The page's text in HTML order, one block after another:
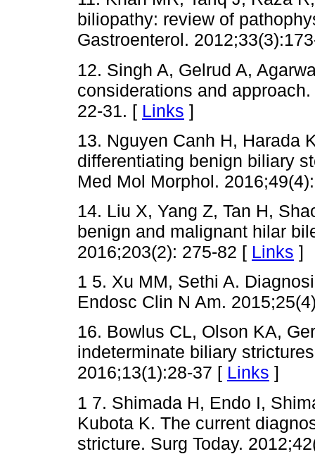
biliopathy: review of
Gastroenterol.
12. Singh A, Gelrud A,
considerations and
22-31. [ Links ]
13. Nguyen Canh H, Harada
differentiating benign biliary
Med Mol Morphol.
14. Liu X, Yang Z, Tan H,
benign and malignant hilar
2016;203(2): 275-82 [ Links ]
1 5. Xu MM, Sethi A.
Endosc Clin N Am.
16. Bowlus CL, Olson KA,
indeterminate biliary
2016;13(1):28-37 [ Links ]
1 7. Shimada H, Endo I,
Kubota K. The current
stricture. Surg Today.